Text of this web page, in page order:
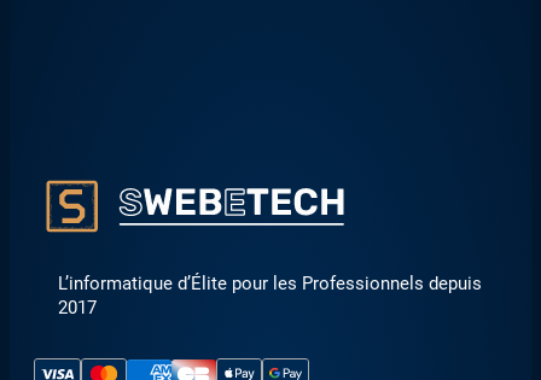
L’informatique d’Élite pour les Professionnels depuis
2017